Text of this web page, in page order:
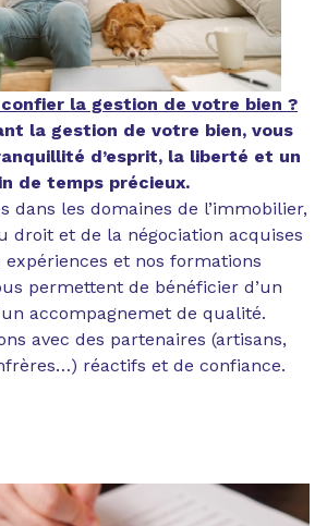
la gestion de votre bien ?
la gestion de votre bien, vous
d’esprit, la liberté et un
de temps précieux.
dans les domaines de l’immobilier,
droit et de la négociation acquises
expériences et nos formations
permettent de bénéficier d’un
accompagnemet de qualité.
avec des partenaires (artisans,
réactifs et de confiance.